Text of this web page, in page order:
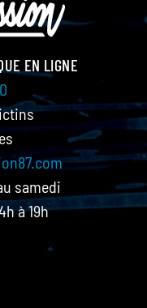
EN LIGNE
samedi
à 19h